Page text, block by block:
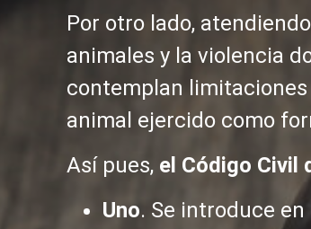
Por otro lado,
animales y la violencia
contemplan
animal ejercido como
Así pues, el Código Civil
Uno. Se introduce